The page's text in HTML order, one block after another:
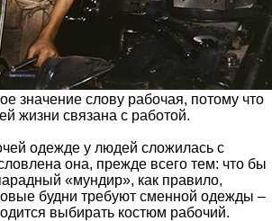
значение слову рабочая, потому что
жизни связана с работой.
одежде у людей сложилась с
она, прежде всего тем: что бы
«мундир», как правило,
будни требуют сменной одежды –
выбирать костюм рабочий.